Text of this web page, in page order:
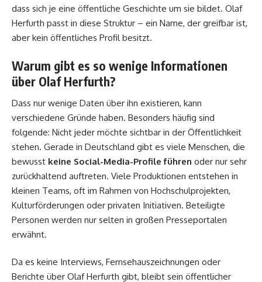
dass sich je eine öffentliche Geschichte um sie bildet. Olaf
Herfurth passt in diese Struktur – ein Name, der greifbar ist,
aber kein öffentliches Profil besitzt.
Warum gibt es so wenige Informationen
über Olaf Herfurth?
Dass nur wenige Daten über ihn existieren, kann
verschiedene Gründe haben. Besonders häufig sind
folgende: Nicht jeder möchte sichtbar in der Öffentlichkeit
stehen. Gerade in Deutschland gibt es viele Menschen, die
bewusst keine Social-Media-Profile führen oder nur sehr
zurückhaltend auftreten. Viele Produktionen entstehen in
kleinen Teams, oft im Rahmen von Hochschulprojekten,
Kulturförderungen oder privaten Initiativen. Beteiligte
Personen werden nur selten in großen Presseportalen
erwähnt.
Da es keine Interviews, Fernsehauszeichnungen oder
Berichte über Olaf Herfurth gibt, bleibt sein öffentlicher